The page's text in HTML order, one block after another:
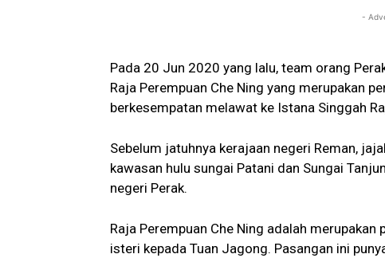
-
Pada 20 Jun 2020 yang lalu, team orang
Raja Perempuan Che Ning yang merupakan
berkesempatan melawat ke Istana Singgah
Sebelum jatuhnya kerajaan negeri Reman,
kawasan hulu sungai Patani dan Sungai
negeri Perak.
Raja Perempuan Che Ning adalah
isteri kepada Tuan Jagong. Pasangan ini